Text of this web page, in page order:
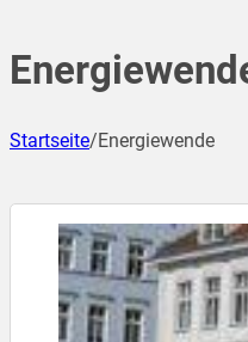
Startseite/Energiewende